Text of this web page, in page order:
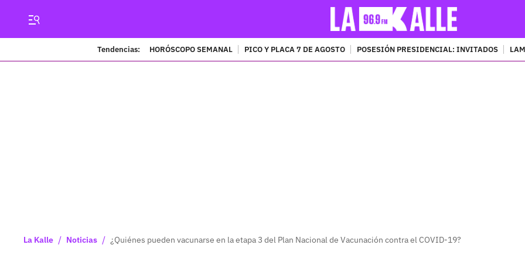
Tendencias: HORÓSCOPO SEMANAL PICO Y PLACA 7 DE AGOSTO POSESIÓN PRESIDENCIAL: INVITADOS
La Kalle / Noticias / ¿Quiénes pueden vacunarse en la etapa 3 del Plan Nacional de Vacunación contra el COVID-19?